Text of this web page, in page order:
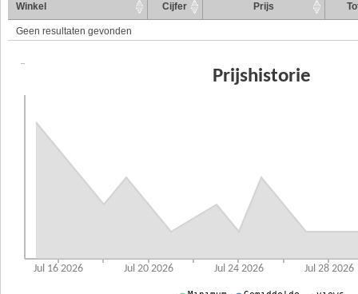
Winkel Cijfer Prijs
Geen resultaten gevonden